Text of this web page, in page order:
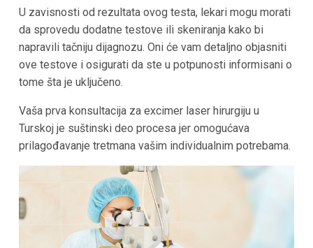
U zavisnosti od rezultata ovog testa, lekari mogu morati
da sprovedu dodatne testove ili skeniranja kako bi
napravili tačniju dijagnozu. Oni će vam detaljno objasniti
ove testove i osigurati da ste u potpunosti informisani o
tome šta je uključeno.
Vaša prva konsultacija za excimer laser hirurgiju u
Turskoj je suštinski deo procesa jer omogućava
prilagođavanje tretmana vašim individualnim potrebama.